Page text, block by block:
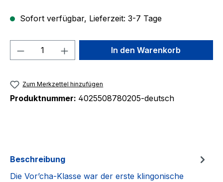
Sofort verfügbar, Lieferzeit: 3-7 Tage
Produkt Anzahl: Gib denIn den Warenkorb
Zum Merkzettel hinzufügen
Produktnummer: 4025508780205-deutsch
Beschreibung
Die Vor’cha-Klasse war der erste klingonische